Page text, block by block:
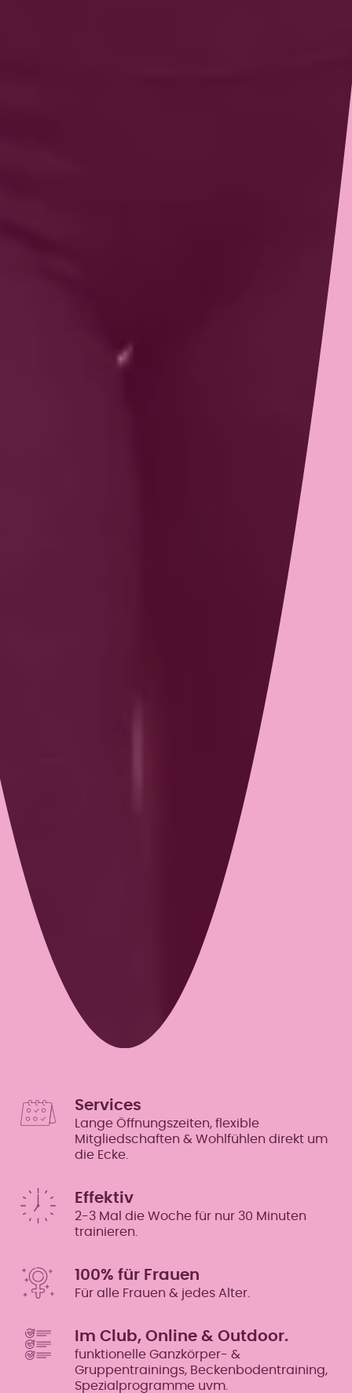
Services
Lange Öffnungszeiten, flexible
Mitgliedschaften & Wohlfühlen direkt um
die Ecke.
Effektiv
2-3 Mal die Woche für nur 30 Minuten
trainieren.
100% für Frauen
Für alle Frauen & jedes Alter.
Im Club, Online & Outdoor.
funktionelle Ganzkörper- &
Gruppentrainings, Beckenbodentraining,
Spezialprogramme uvm.